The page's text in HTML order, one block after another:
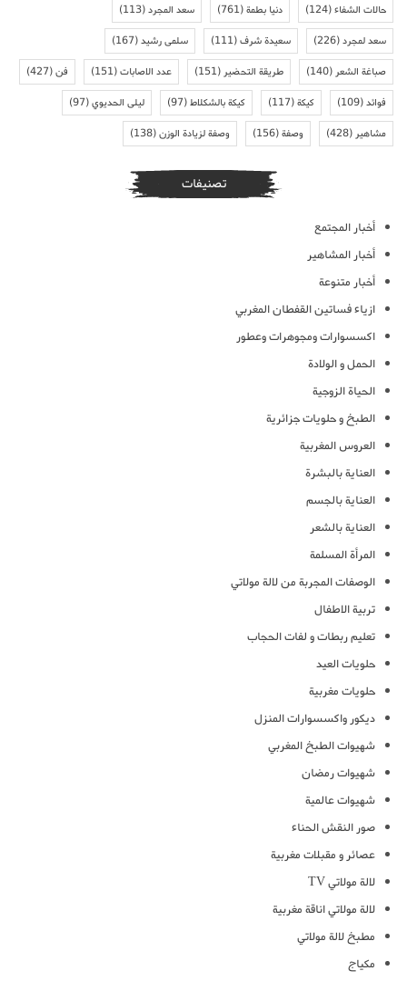
حالات الشفاء(124) دنيا بطمة(761) سعد المجرد(113)
سعد لمجرد(226) سعيدة شرف(111) سلمى رشيد(167)
صباغة الشعر(140) طريقة التحضير(151) عدد الاصابات(151) فن(427)
فوائد(109) كيكة(117) كيكة بالشكلاط(97) ليلى الحديوي(97)
مشاهير(428) وصفة(156) وصفة لزيادة الوزن(138)
تصنيفات
أخبار المجتمع
أخبار المشاهير
أخبار متنوعة
ازياء فساتين القفطان المغربي
اكسسوارات ومجوهرات وعطور
الحمل و الولادة
الحياة الزوجية
الطبخ و حلويات جزائرية
العروس المغربية
العناية بالبشرة
العناية بالجسم
العناية بالشعر
المرأة المسلمة
الوصفات المجربة من لالة مولاتي
تربية الاطفال
تعليم ربطات و لفات الحجاب
حلويات العيد
حلويات مغربية
ديكور واكسسوارات المنزل
شهيوات الطبخ المغربي
شهيوات رمضان
شهيوات عالمية
صور النقش الحناء
عصائر و مقبلات مغربية
لالة مولاتي TV
لالة مولاتي اناقة مغربية
مطبخ لالة مولاتي
مكياج